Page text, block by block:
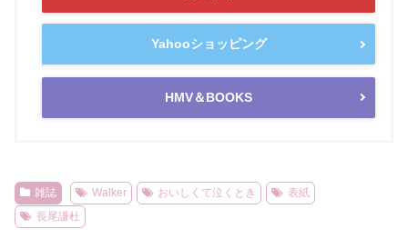
Yahooショッピング
HMV＆BOOKS
雑誌 Walker おいしくて泣くとき
表紙
長尾謙杜